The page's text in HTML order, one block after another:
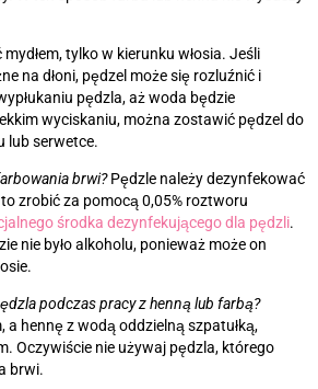
tylko w kierunku włosia. Jeśli
na dłoni, pędzel może się rozluźnić i
pędzla, aż woda będzie
wyciskaniu, można zostawić pędzel do
lub serwetce.
brwi?Pędzle należy dezynfekować
zrobić za pomocą 0,05% roztworu
środka dezynfekującego dla pędzli.
nie było alkoholu, ponieważ może on
podczas pracy z henną lub farbą?
a hennę z wodą oddzielną szpatułką,
Oczywiście nie używaj pędzla, którego
brwi.